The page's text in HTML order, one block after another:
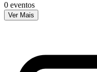
0 eventos
Ver Mais